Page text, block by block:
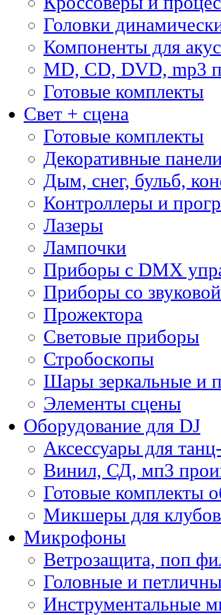
Головки
Компоненты для
MD, CD, DVD, mp3
Готовые комплекты
Свет + сцена
Готовые комплекты
Декоративные
Дым, снег, бульб,
Контроллеры и
Лазеры
Лампочки
Приборы с DMX
Приборы со
Прожектора
Световые приборы
Стробоскопы
Шары зеркальные и
Элементы сцены
Оборудование для DJ
Аксессуары для
Винил, СД, мп3
Готовые комплекты
Микшеры для клубов
Микрофоны
Ветрозащита, поп
Головные и
Инструментальные